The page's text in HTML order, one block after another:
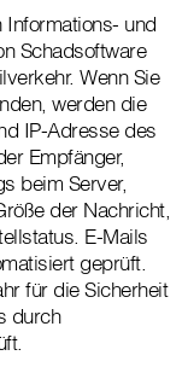
und
Schadsoftware
Wenn Sie
werden die
IP-Adresse des
Empfänger,
beim Server,
der Nachricht,
E-Mails
geprüft.
für die Sicherheit
durch